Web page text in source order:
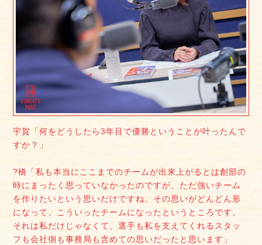
宇賀「何をどうしたら3年目で優勝ということが叶ったんで
すか？」
?橋「私も本当にここまでのチームが出来上がるとは創部の
時にまったく思っていなかったのですが、ただ強いチーム
を作りたいという思いだけですね。その思いがどんどん形
になって、こういったチームになったというところです。
それは私だけじゃなくて、選手も私を支えてくれるスタッ
フも会社側も事務局も含めての思いだったと思います」